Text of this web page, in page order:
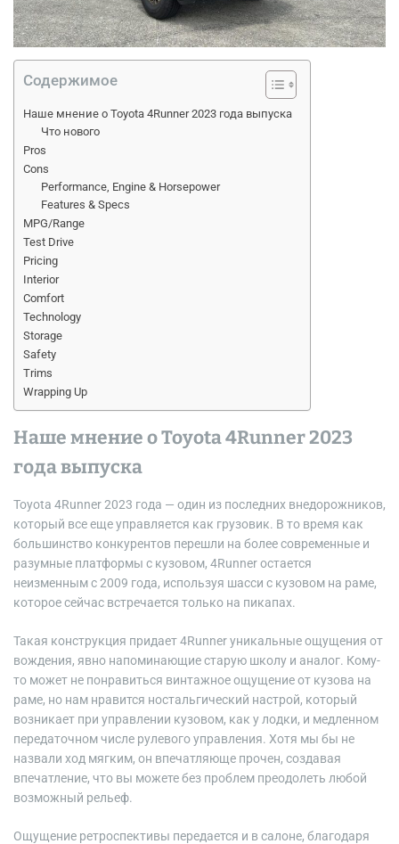
a
d
t
i
Содержимое
Наше мнение о Toyota 4Runner 2023 года выпуска
Что нового
Pros
Cons
Performance, Engine & Horsepower
Features & Specs
MPG/Range
Test Drive
Pricing
Interior
Comfort
Technology
Storage
Safety
Trims
Wrapping Up
Наше мнение о Toyota 4Runner 2023
года выпуска
Toyota 4Runner 2023 года — один из последних внедорожников,
который все еще управляется как грузовик. В то время как
большинство конкурентов перешли на более современные и
разумные платформы с кузовом, 4Runner остается
неизменным с 2009 года, используя шасси с кузовом на раме,
которое сейчас встречается только на пикапах.
Такая конструкция придает 4Runner уникальные ощущения от
вождения, явно напоминающие старую школу и аналог. Кому-
то может не понравиться винтажное ощущение от кузова на
раме, но нам нравится ностальгический настрой, который
возникает при управлении кузовом, как у лодки, и медленном
передаточном числе рулевого управления. Хотя мы бы не
назвали ход мягким, он впечатляюще прочен, создавая
впечатление, что вы можете без проблем преодолеть любой
возможный рельеф.
Ощущение ретроспективы передается и в салоне, благодаря